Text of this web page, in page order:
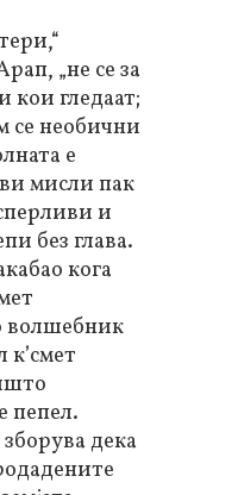
„не се за
кои гледаат;
се необични
е
мисли пак
и
без глава.
кога
волшебник
к’смет
пепел.
дека